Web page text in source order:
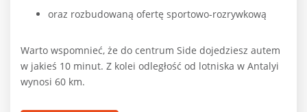
oraz rozbudowaną ofertę sportowo-rozrywkową
Warto wspomnieć, że do centrum Side dojedziesz autem
w jakieś 10 minut. Z kolei odległość od lotniska w Antalyi
wynosi 60 km.